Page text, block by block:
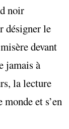
noir
désigner le
devant
jamais à
la lecture
et s’en